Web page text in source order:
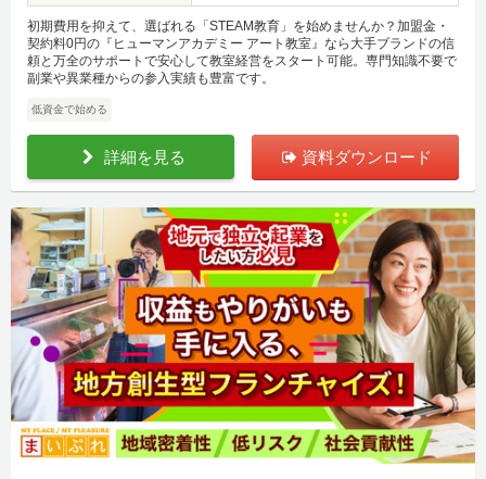
初期費用を抑えて、選ばれる「STEAM教育」を始めませんか？加盟金・
契約料0円の『ヒューマンアカデミー アート教室』なら大手ブランドの信
頼と万全のサポートで安心して教室経営をスタート可能。専門知識不要で
副業や異業種からの参入実績も豊富です。
低資金で始める
詳細を見る 資料ダウンロード